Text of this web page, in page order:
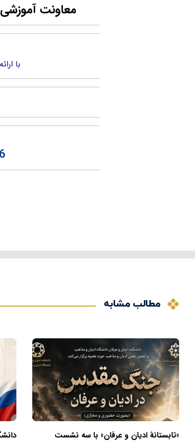
معاونت
با
مطالب مشابه
«تابستانهٔ ادیان و عرفان» با سه نشست